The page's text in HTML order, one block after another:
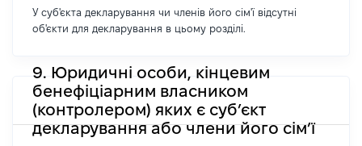
У суб'єкта декларування чи членів його сім'ї відсутні
об'єкти для декларування в цьому розділі.
9. Юридичні особи, кінцевим
бенефіціарним власником
(контролером) яких є суб’єкт
декларування або члени його сім’ї